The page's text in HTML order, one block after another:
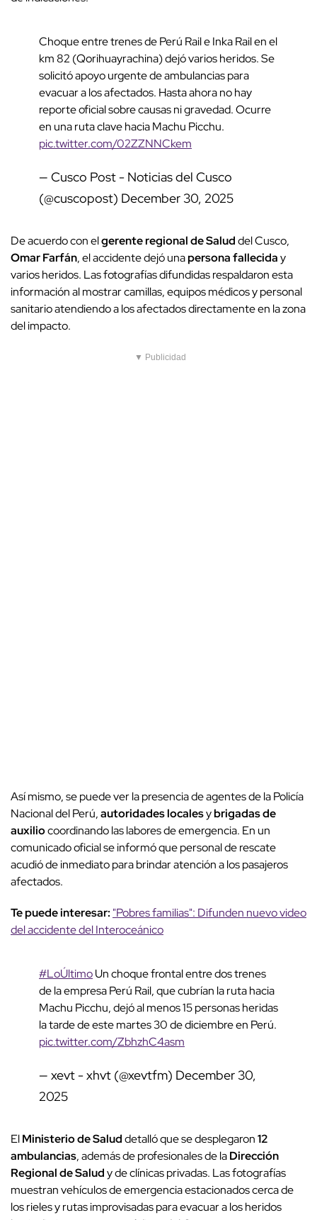
Choque entre trenes de Perú Rail e Inka Rail en el
km 82 (Qorihuayrachina) dejó varios heridos. Se
solicitó apoyo urgente de ambulancias para
evacuar a los afectados. Hasta ahora no hay
reporte oficial sobre causas ni gravedad. Ocurre
en una ruta clave hacia Machu Picchu.
pic.twitter.com/02ZZNNCkem
— Cusco Post - Noticias del Cusco
(@cuscopost) December 30, 2025
De acuerdo con elgerente regional de Saluddel Cusco,
Omar Farfán, el accidente dejó unapersona falleciday
varios heridos. Las fotografías difundidas respaldaron esta
información al mostrar camillas, equipos médicos y personal
sanitario atendiendo a los afectados directamente en la zona
del impacto.
▼ Publicidad
Así mismo, se puede ver la presencia de agentes de la Policía
Nacional del Perú,autoridades localesybrigadas de
auxiliocoordinando las labores de emergencia. En un
comunicado oficial se informó que personal de rescate
acudió de inmediato para brindar atención a los pasajeros
afectados.
Te puede interesar: "Pobres familias": Difunden nuevo video
del accidente del Interoceánico
#LoÚltimoUn choque frontal entre dos trenes
de la empresa Perú Rail, que cubrían la ruta hacia
Machu Picchu, dejó al menos 15 personas heridas
la tarde de este martes 30 de diciembre en Perú.
pic.twitter.com/ZbhzhC4asm
— xevt - xhvt (@xevtfm) December 30,
2025
ElMinisterio de Saluddetalló que se desplegaron12
ambulancias, además de profesionales de laDirección
Regional de Saludy de clínicas privadas. Las fotografías
muestran vehículos de emergencia estacionados cerca de
los rieles y rutas improvisadas para evacuar a los heridos